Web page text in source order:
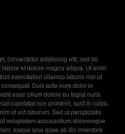
consectetur adipiscing elit, sed do
et dolore magna aliqua. Ut enim
exercitation ullamco laboris nisi ut
Duis aute irure dolor in
esse cillum dolore eu fugiat nulla
cupidatat non proident, sunt in culpa
id est laborum. Sed ut perspiciatis
voluptatem accusantium doloremque
eaque ipsa quae ab illo inventore